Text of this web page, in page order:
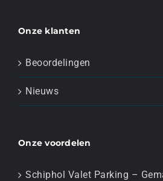
Onze klanten
Beoordelingen
Nieuws
Onze voordelen
Schiphol Valet Parking –